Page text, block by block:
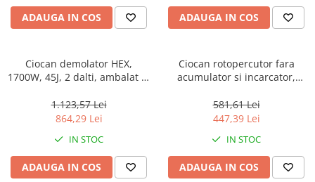
ADAUGA IN COS ADAUGA IN COS
Ciocan demolator HEX,
1700W, 45J, 2 dalti, ambalat in
EDBRH1701, EMTOP
1.123,57 Lei
864,29 Lei
IN STOC
ADAUGA IN COS
Ciocan rotopercutor fara
acumulator si incarcator,
ELRH20288, EMTOP
581,61 Lei
447,39 Lei
IN STOC
ADAUGA IN COS